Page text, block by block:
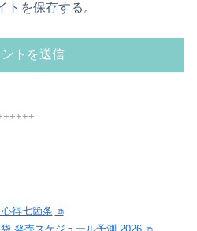
を保存する。
得七箇条